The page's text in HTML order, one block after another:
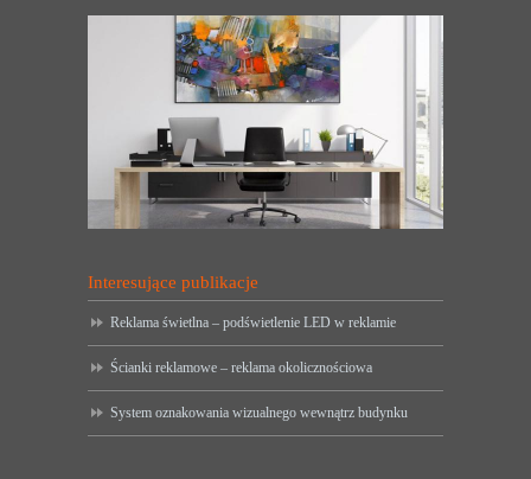
Interesujące publikacje
Reklama świetlna – podświetlenie LED w reklamie
Ścianki reklamowe – reklama okolicznościowa
System oznakowania wizualnego wewnątrz budynku